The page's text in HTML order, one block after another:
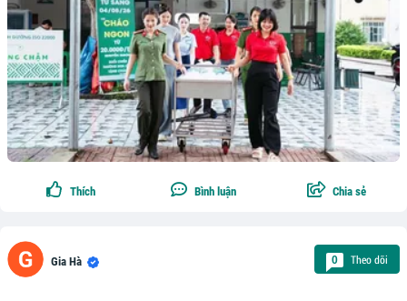
Thích Bình luận Chia sẻ
Gia Hà 0 Theo dõi